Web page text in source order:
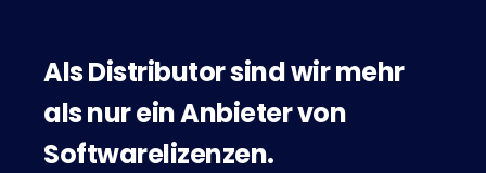
Als Distributor sind wir mehr
als nur ein Anbieter von
Softwarelizenzen.